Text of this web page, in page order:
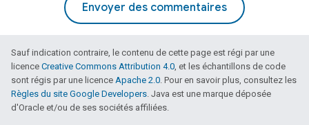
Envoyer des commentaires
Sauf indication contraire, le contenu de cette page est régi par une
licence Creative Commons Attribution 4.0, et les échantillons de code
sont régis par une licence Apache 2.0. Pour en savoir plus, consultez les
Règles du site Google Developers. Java est une marque déposée
d'Oracle et/ou de ses sociétés affiliées.